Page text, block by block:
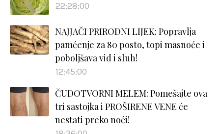
22:28:00
NAJJAČI PRIRODNI LIJEK: Popravlja
pamćenje za 80 posto, topi masnoće i
poboljšava vid i sluh!
12:45:00
ČUDOTVORNI MELEM: Pomešajte ova
tri sastojka i PROŠIRENE VENE će
nestati preko noći!